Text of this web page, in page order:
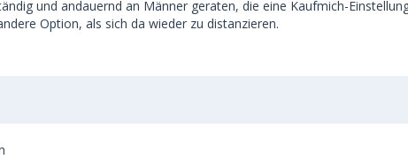
und andauernd an Männer geraten, die eine Kaufmich-
Option, als sich da wieder zu distanzieren.